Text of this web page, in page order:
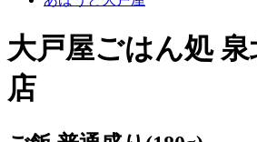
大戸屋ごはん処
店